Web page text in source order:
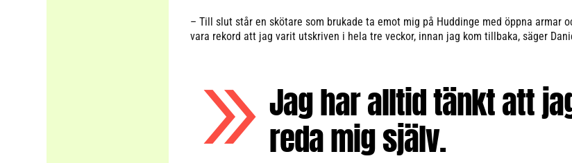
– Till slut står en skötare som brukade ta emot mig på Huddinge med öppna armar
vara rekord att jag varit utskriven i hela tre veckor, innan jag kom tillbaka, säger
Jag har alltid tänkt att
reda mig själv.